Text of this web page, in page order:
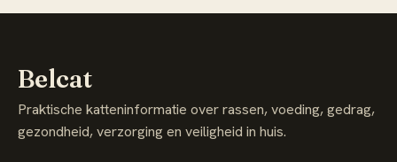
Belcat
Praktische katteninformatie over rassen, voeding, gedrag,
gezondheid, verzorging en veiligheid in huis.